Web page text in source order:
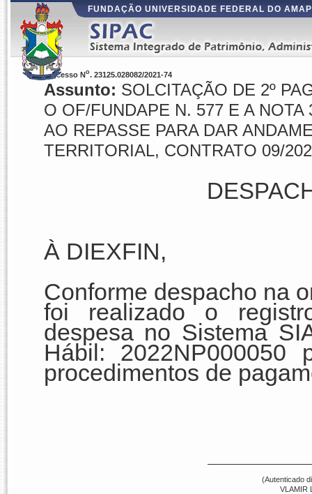
FUNDAÇÃO UNIVERSIDADE FEDERAL DO
Processo No. 23125.028082/2021-74
Assunto: SOLCITAÇÃO DE 2º
O OF/FUNDAPE N. 577 E A NOTA
AO REPASSE PARA DAR
TERRITORIAL, CONTRATO 09/
À DIEXFIN,
Conforme despacho na
foi realizado o
despesa no Sistema
Hábil:
procedimentos de
(Autenticado
VLAMIR